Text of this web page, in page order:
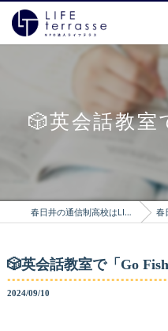
🎲英会話教室
春日井の通信制高校はLIFEterrasse 春
🎲英会話教室で「Go
2024/09/10